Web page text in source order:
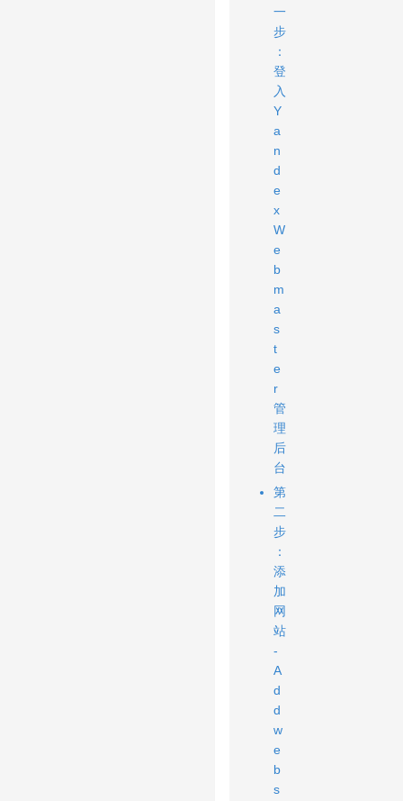
一
步
：
登
入
Y
a
n
d
e
x
W
e
b
m
a
s
t
e
r
管
理
后
台
第
二
步
：
添
加
网
站
-
A
d
d
w
e
b
s